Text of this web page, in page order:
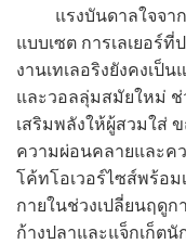
แรงบันดาลใจจากส
แบบเซต การเลเยอร์
งานเทเลอริงยังคงเ
และวอลลุ่มสมัยใหม่ ช่
เสริมพลังให้ผู้สวมใส่
ความผ่อนคลายและค
โค้ทโอเวอร์ไซส์พร้อ
กายในช่วงเปลี่ยนฤดูก
ก้างปลาและแจ็กเก็ต